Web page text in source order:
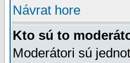
Návrat hore
Kto sú to
Moderátori sú